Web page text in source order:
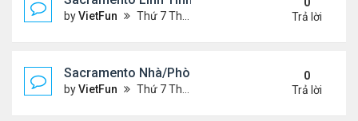
byVietFun Thứ 7 Tháng 6 12, 2021 10:15 am
Trả lời
Sacramento Nhà/Phòng 6/4/21- 6/11/21
byVietFun Thứ 7 Tháng 6 05, 2021 10:13 am
0
Trả lời